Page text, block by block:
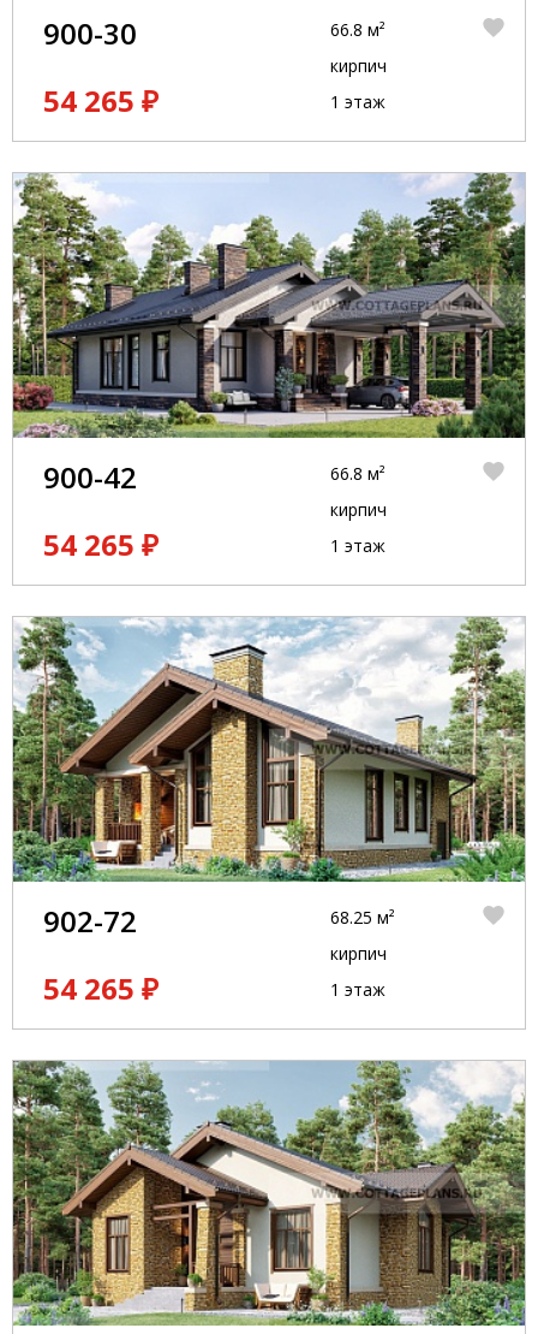
900-30
54 265 ₽
66.8 м²
кирпич
1 этаж
900-42
54 265 ₽
66.8 м²
кирпич
1 этаж
902-72
54 265 ₽
68.25 м²
кирпич
1 этаж